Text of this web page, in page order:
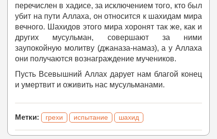
перечислен в хадисе, за исключением того, кто был
убит на пути Аллаха, он относится к шахидам мира
вечного. Шахидов этого мира хоронят так же, как и
других мусульман, совершают за ними
заупокойную молитву (джаназа-намаз), а у Аллаха
они получаются вознаграждение мучеников.
Пусть Всевышний Аллах дарует нам благой конец
и умертвит и оживить нас мусульманами.
Метки: грехи испытание шахид